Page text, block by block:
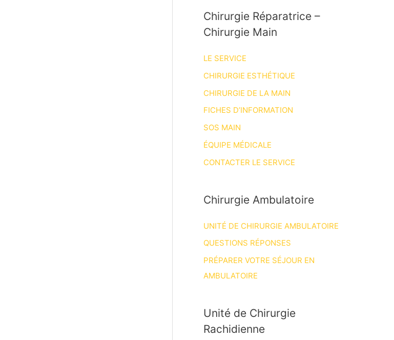
Chirurgie Réparatrice –
Chirurgie Main
LE SERVICE
CHIRURGIE ESTHÉTIQUE
CHIRURGIE DE LA MAIN
FICHES D’INFORMATION
SOS MAIN
ÉQUIPE MÉDICALE
CONTACTER LE SERVICE
Chirurgie Ambulatoire
UNITÉ DE CHIRURGIE AMBULATOIRE
QUESTIONS RÉPONSES
PRÉPARER VOTRE SÉJOUR EN
AMBULATOIRE
Unité de Chirurgie
Rachidienne